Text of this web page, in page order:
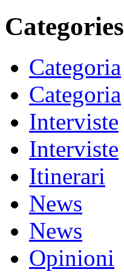
Categories
Categoria
Categoria
Interviste
Interviste
Itinerari
News
News
Opinioni